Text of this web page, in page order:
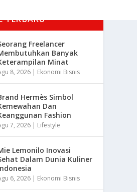
TERBARU
Freelancer
Banyak
Minat
8, 2026 | Ekonomi Bisnis
Hermès Simbol
Dan
Fashion
7, 2026 | Lifestyle
Lemonilo Inovasi
Dalam Dunia Kuliner
6, 2026 | Ekonomi Bisnis